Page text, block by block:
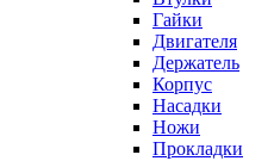
Гайки
Двигателя
Держатель
Корпус
Насадки
Ножи
Прокладки